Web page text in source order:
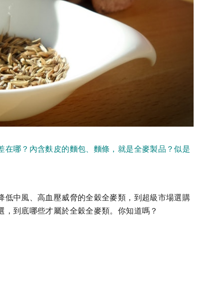
哪？內含麩皮的麵包、麵條，就是全麥製品？似是
中風、高血壓威脅的全穀全麥類，到超級市場選購
到底哪些才屬於全穀全麥類。你知道嗎？